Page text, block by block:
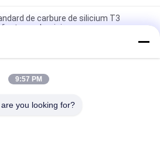
de carbure de silicium T3
en aluminium
de SIC du silicium T3 utilisées
besoins du client de carbure de
9:57 PM
you looking for?